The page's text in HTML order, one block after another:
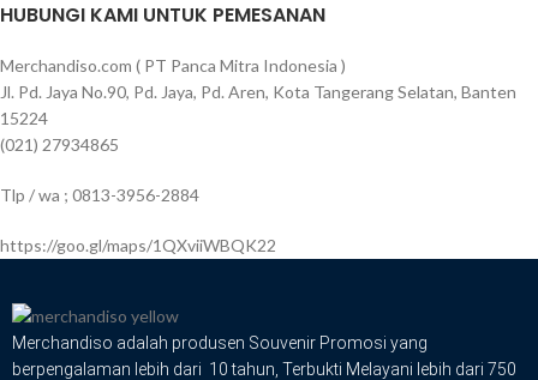
HUBUNGI KAMI UNTUK PEMESANAN
Merchandiso.com ( PT Panca Mitra Indonesia )
Jl. Pd. Jaya No.90, Pd. Jaya, Pd. Aren, Kota Tangerang Selatan, Banten
15224
(021) 27934865
Tlp / wa ; 0813-3956-2884
https://goo.gl/maps/1QXviiWBQK22
Merchandiso adalah produsen Souvenir Promosi yang
berpengalaman lebih dari 10 tahun, Terbukti Melayani lebih dari 750